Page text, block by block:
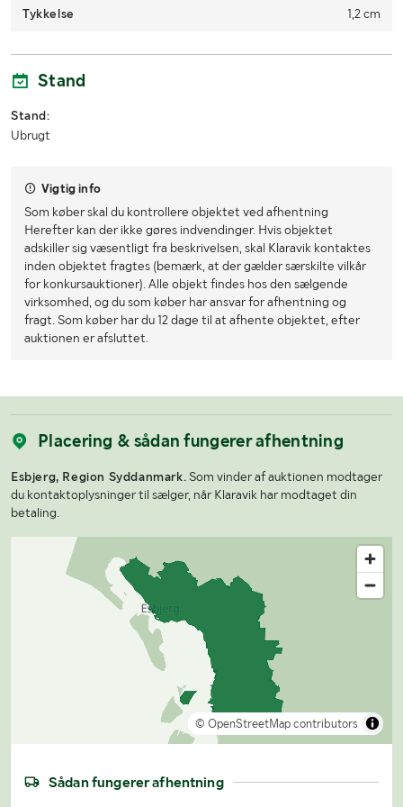
Tykkelse 1,2 cm
Stand
Stand:
Ubrugt
Vigtig info
Som køber skal du kontrollere objektet ved afhentning
Herefter kan der ikke gøres indvendinger. Hvis objektet
adskiller sig væsentligt fra beskrivelsen, skal Klaravik kontaktes
inden objektet fragtes (bemærk, at der gælder særskilte vilkår
for konkursauktioner). Alle objekt findes hos den sælgende
virksomhed, og du som køber har ansvar for afhentning og
fragt. Som køber har du 12 dage til at afhente objektet, efter
auktionen er afsluttet.
Placering & sådan fungerer afhentning
Esbjerg, Region Syddanmark. Som vinder af auktionen modtager
du kontaktoplysninger til sælger, når Klaravik har modtaget din
betaling.
© OpenStreetMap contributors
Sådan fungerer afhentning